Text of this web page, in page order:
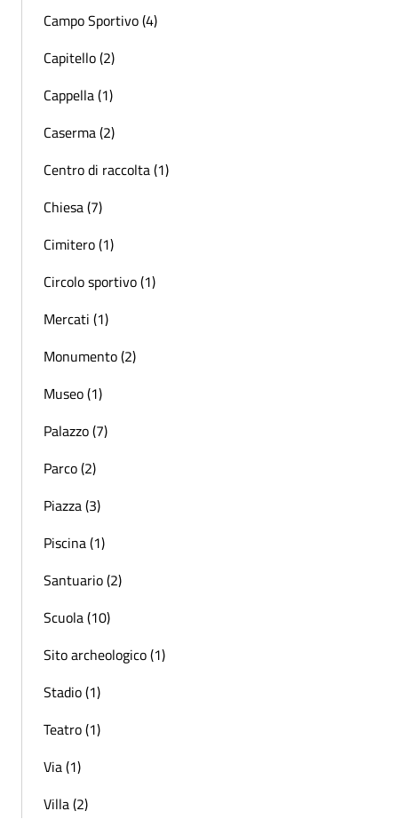
Campo Sportivo (4)
Capitello (2)
Cappella (1)
Caserma (2)
Centro di raccolta (1)
Chiesa (7)
Cimitero (1)
Circolo sportivo (1)
Mercati (1)
Monumento (2)
Museo (1)
Palazzo (7)
Parco (2)
Piazza (3)
Piscina (1)
Santuario (2)
Scuola (10)
Sito archeologico (1)
Stadio (1)
Teatro (1)
Via (1)
Villa (2)